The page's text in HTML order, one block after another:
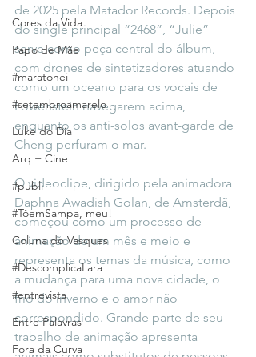
Cores da Vida
Papo de Mãe
#maratonei
#setembroamarelo
Luke do Dia
Arq + Cine
#publi
#TôemSampa, meu!
Coluna do Vasques
#DescomplicaLara
#entrevista
Entre Palavras
Fora da Curva
de 2025 pela Matador Records. Depois
do single principal “2468”, “Julie”
serve como peça central do álbum,
com drones de sintetizadores atuando
como um oceano para os vocais de
Lowenstein navegarem acima,
enquanto os anti-solos avant-garde de
Cheng perfuram o mar.
O videoclipe, dirigido pela animadora
Daphna Awadish Golan, de Amsterdã,
começou como um processo de
animação de um mês e meio e
representa os temas da música, como
a mudança para uma nova cidade, o
frio do inverno e o amor não
correspondido. Grande parte de seu
trabalho de animação apresenta